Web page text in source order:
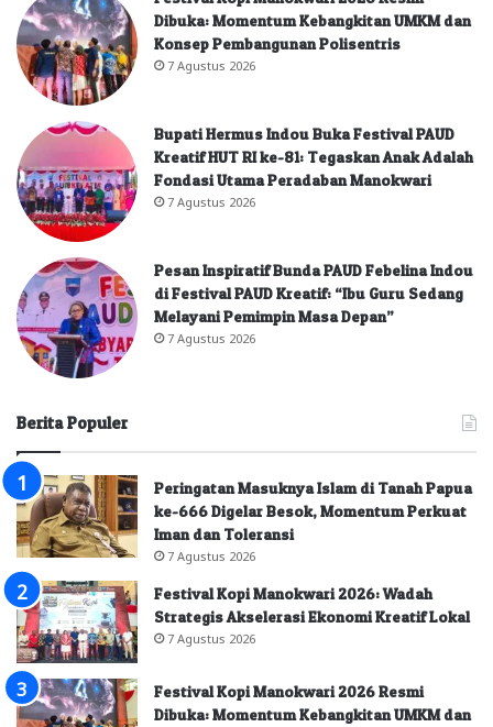
Dibuka: Momentum Kebangkitan UMKM dan
Konsep Pembangunan Polisentris
7 Agustus 2026
Bupati Hermus Indou Buka Festival PAUD
Kreatif HUT RI ke-81: Tegaskan Anak Adalah
Fondasi Utama Peradaban Manokwari
7 Agustus 2026
Pesan Inspiratif Bunda PAUD Febelina Indou
di Festival PAUD Kreatif: “Ibu Guru Sedang
Melayani Pemimpin Masa Depan”
7 Agustus 2026
Berita Populer
Peringatan Masuknya Islam di Tanah Papua
ke-666 Digelar Besok, Momentum Perkuat
Iman dan Toleransi
7 Agustus 2026
Festival Kopi Manokwari 2026: Wadah
Strategis Akselerasi Ekonomi Kreatif Lokal
7 Agustus 2026
Festival Kopi Manokwari 2026 Resmi
Dibuka: Momentum Kebangkitan UMKM dan